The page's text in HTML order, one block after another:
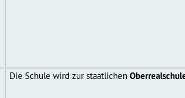
Die Schule wird zur staatlichen